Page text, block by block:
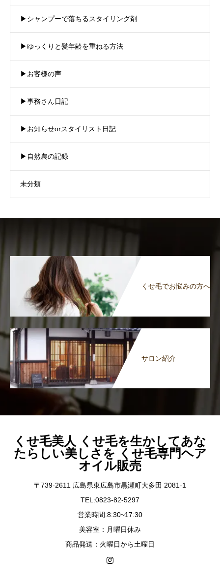
▶︎シャンプーで落ちるスタイリング剤
▶︎ゆっくりと髪年齢を重ねる方法
▶︎お客様の声
▶︎事務さん日記
▶︎お知らせorスタイリスト日記
▶︎自然農の記録
未分類
くせ毛でお悩みの方へ
サロン紹介
くせ毛美人 くせ毛を生かしてあな
たらしい美しさを くせ毛専門ヘア
オイル販売
〒739-2611 広島県東広島市黒瀬町大多田 2081-1
TEL:0823-82-5297
営業時間:8:30~17:30
美容室：月曜日休み
商品発送：火曜日から土曜日